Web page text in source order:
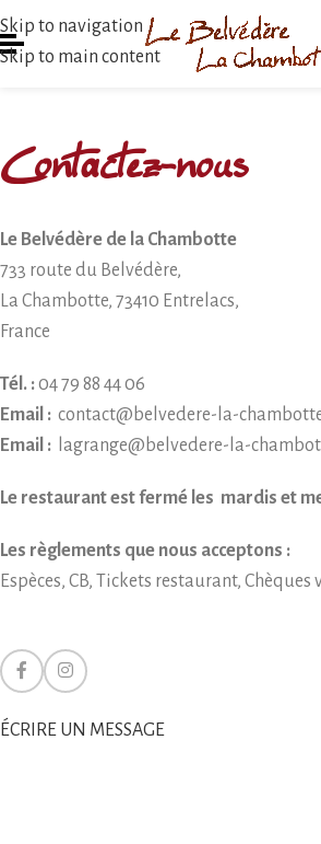
Skip to navigation
Skip to main content
Contactez-nous
Le Belvédère de la Chambotte
733 route du Belvédère,
La Chambotte, 73410 Entrelacs,
France
Tél. :04 79 88 44 06
Email : contact@belvedere-la-
Email : lagrange@belvedere-la-
Le restaurant est fermé les mardis et
Les règlements que nous acceptons :
Espèces, CB, Tickets restaurant, Chèques
ÉCRIRE UN MESSAGE